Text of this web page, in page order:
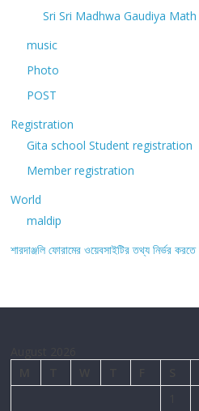
Sri Sri Madhwa Gaudiya Math
music
Photo
POST
Registration
Gita school Student registration
Member registration
World
maldip
শারদাঞ্জলি ফোরামের ওয়েবসাইটির তথ্য নির্ভর